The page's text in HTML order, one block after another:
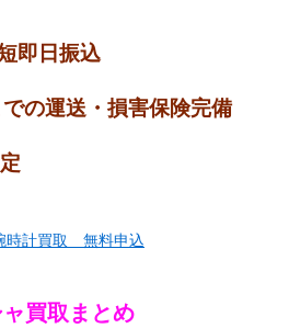
即日振込
の運送・損害保険完備
時計買取 無料申込
買取まとめ